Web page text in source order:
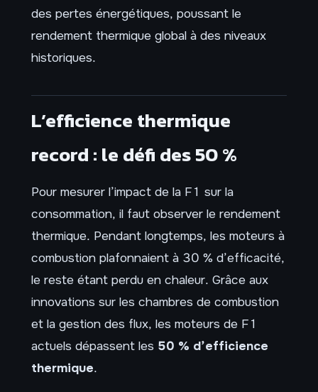
des pertes énergétiques, poussant le
rendement thermique global à des niveaux
historiques.
L’efficience thermique
record : le défi des 50 %
Pour mesurer l’impact de la F1 sur la
consommation, il faut observer le rendement
thermique. Pendant longtemps, les moteurs à
combustion plafonnaient à 30 % d’efficacité,
le reste étant perdu en chaleur. Grâce aux
innovations sur les chambres de combustion
et la gestion des flux, les moteurs de F1
actuels dépassent les 50 % d’efficience
thermique.